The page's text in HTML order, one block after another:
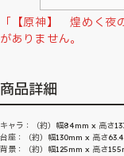
「【原神】 煌めく
がありません。
商品詳細
キャラ：（約）幅84mm x 高さ
台座：（約）幅130mm x 高さ
背景：（約）幅125mm x 高さ